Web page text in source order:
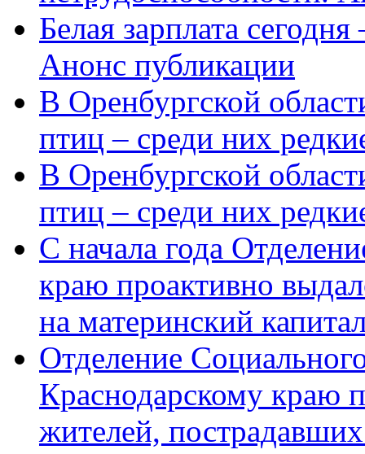
Белая зарплата
Анонс публикации
В Оренбургской
птиц – среди них
В Оренбургской
птиц – среди них
С начала года
краю проактивно
на материнский
Отделение
Краснодарскому краю
жителей,